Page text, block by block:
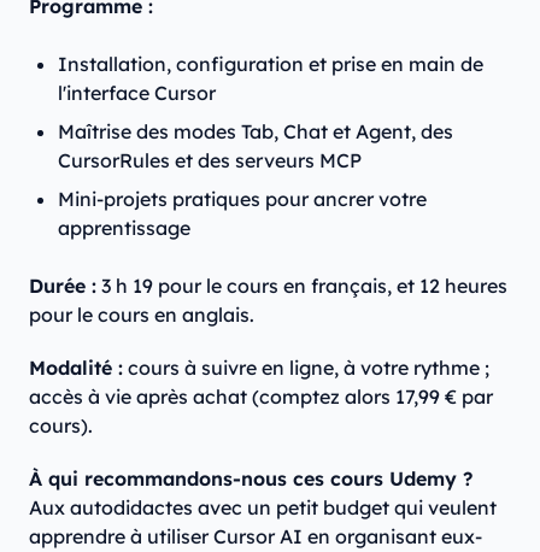
Programme :
Installation, configuration et prise en main de
l'interface Cursor
Maîtrise des modes Tab, Chat et Agent, des
CursorRules et des serveurs MCP
Mini-projets pratiques pour ancrer votre
apprentissage
Durée : 3 h 19 pour le cours en français, et 12 heures
pour le cours en anglais.
Modalité : cours à suivre en ligne, à votre rythme ;
accès à vie après achat (comptez alors 17,99 € par
cours).
À qui recommandons-nous ces cours Udemy ?
Aux autodidactes avec un petit budget qui veulent
apprendre à utiliser Cursor AI en organisant eux-